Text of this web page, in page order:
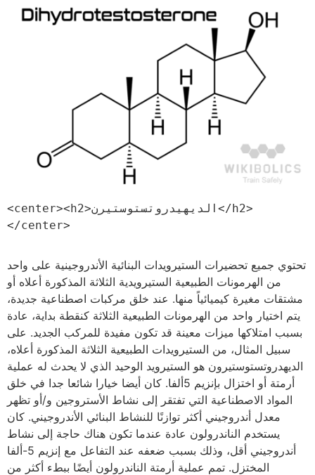
<center><h2>الديهيدروتستوستيرن</h2>
</center>
تحتوي جميع تحضيرات الستيرويدات البنائية الأندروجينية على واحد
من الهرمونات الطبيعية الستيرويدية الثلاثة المذكورة أعلاه أو
مشتقات مغيرة كيميائياً منها. عند خلق مركبات اصطناعية جديدة،
يتم اختيار واحد من الهرمونات الطبيعية الثلاثة كنقطة بداية، عادة
بسبب امتلاكها ميزات معينة قد تكون مفيدة للمركب الجديد. على
سبيل المثال، من الستيرويدات الطبيعية الثلاثة المذكورة أعلاه،
الديهدروتستوستيرون هو الستيرويد الوحيد الذي لا يحدث له عملية
أرمتة أو اختزال بإنزيم 5ألفا. كان أيضا خيارا شائعا جدا في خلق
المواد الاصطناعية التي تفتقر إلى نشاط الأستروجين و/أو تظهر
معدل أندروجيني أكثر توازنًا للنشاط البنائي الأندروجيني. كان
يستخدم الناندرولون عادة عندما تكون هناك حاجة إلى نشاط
أندروجيني أقل، وذلك بسبب ضعفه عند التفاعل مع إنزيم 5-ألفا
المختزل. تمم عملية أرمتة الناندرولون أيضًا ببطء أكثر من